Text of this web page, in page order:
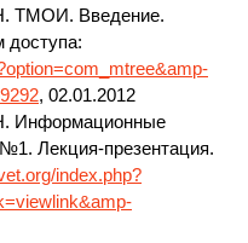
ТМОИ. Введение.
доступа:
, 02.01.2012
Информационные
Лекция-презентация.
index.php?